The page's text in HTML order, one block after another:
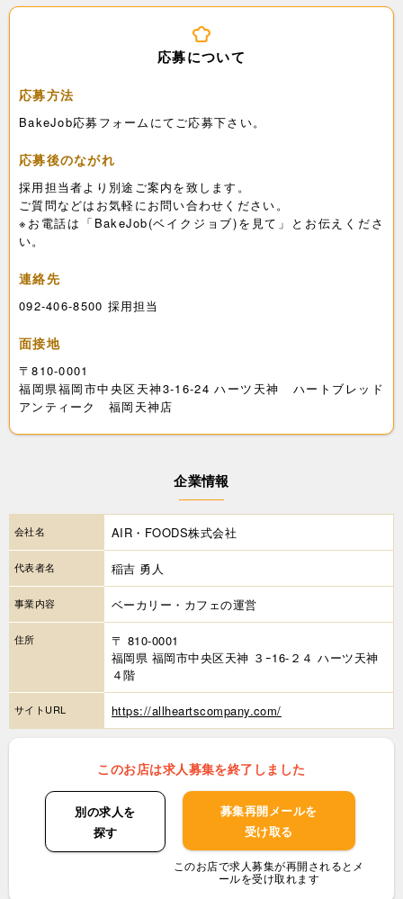
応募について
応募方法
BakeJob応募フォームにてご応募下さい。
応募後のながれ
採用担当者より別途ご案内を致します。
ご質問などはお気軽にお問い合わせください。
※お電話は「BakeJob(ベイクジョブ)を見て」とお伝えくださ
い。
連絡先
092-406-8500 採用担当
面接地
〒810-0001
福岡県福岡市中央区天神3-16-24 ハーツ天神 ハートブレッド
アンティーク 福岡天神店
企業情報
会社名 AIR・FOODS株式会社
代表者名 稲吉 勇人
事業内容 ベーカリー・カフェの運営
住所
〒 810-0001
福岡県 福岡市中央区天神 ３ｰ16-２４ ハーツ天神
４階
サイトURL https://allheartscompany.com/
このお店は求人募集を終了しました
別の求人を
探す
募集再開メールを
受け取る
このお店で求人募集が再開されるとメ
ールを受け取れます